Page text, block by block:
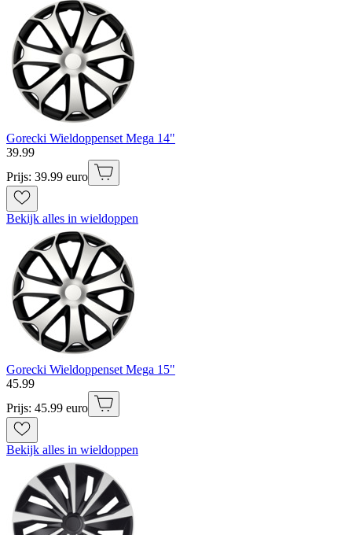
Gorecki Wieldoppenset Mega 14"
39.99
Prijs: 39.99 euro
Bekijk alles in wieldoppen
Gorecki Wieldoppenset Mega 15"
45.99
Prijs: 45.99 euro
Bekijk alles in wieldoppen